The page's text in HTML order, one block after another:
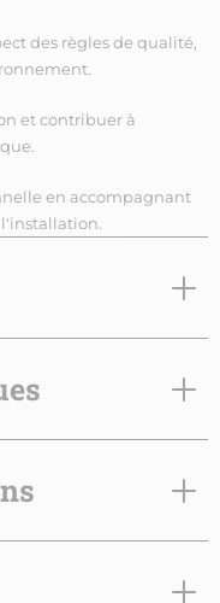
des règles de qualité,
et contribuer à
en accompagnant